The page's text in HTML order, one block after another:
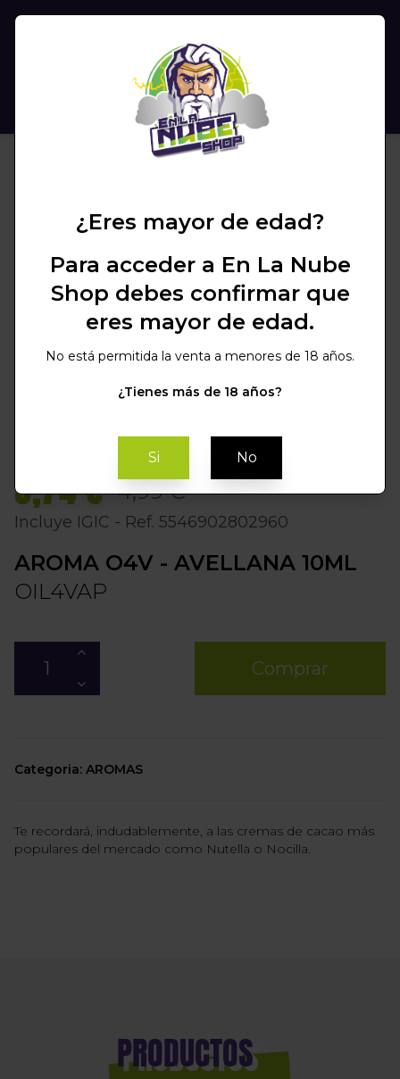
3,74 € 4,99 €
Incluye IGIC - Ref. 5546902802960
AROMA O4V - AVELLANA 10ML
OIL4VAP
Comprar
Categoria: AROMAS
Te recordará, indudablemente, a las cremas de cacao más
populares del mercado como Nutella o Nocilla.
PRODUCTOS
¿Eres mayor de edad?
Para acceder a En La Nube
Shop debes confirmar que
eres mayor de edad.
No está permitida la venta a menores de 18 años.
¿Tienes más de 18 años?
Si No